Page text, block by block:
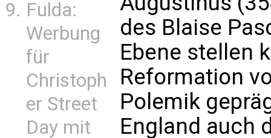
Fulda:
Werbung
für
Christoph
er Street
Day mit
des Blaise
Ebene stellen
Reformation
Polemik
England auch